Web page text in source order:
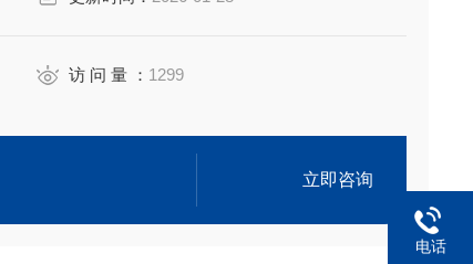
访 问 量 ： 1299
立即咨询
电话